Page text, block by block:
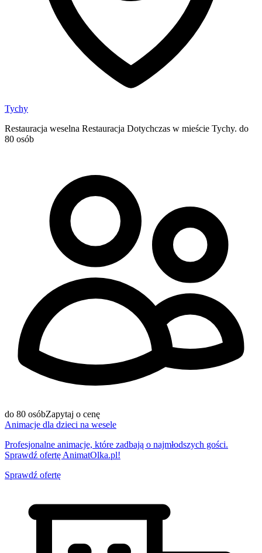
Tychy
Restauracja weselna Restauracja Dotychczas w mieście Tychy. do
80 osób
do 80 osóbZapytaj o cenę
Animacje dla dzieci na wesele
Profesjonalne animacje, które zadbają o najmłodszych gości.
Sprawdź ofertę AnimatOlka.pl!
Sprawdź ofertę